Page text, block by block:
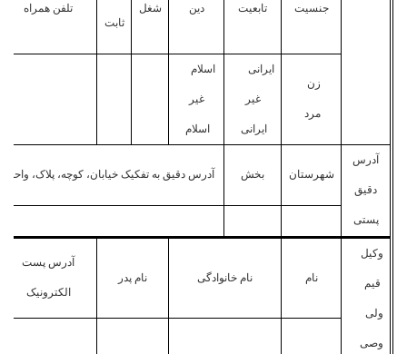
جنسیت تابعیت دین شغل
ثابت
تلفن همراه
زن
مرد
ایرانی
غیر
ایرانی
اسلام
غیر
اسلام
آدرس
دقیق
پستی
شهرستان بخش آدرس دقیق به تفکیک خیابان، کوچه، پلاک، واحد
وکیل
ولی
وصی
نام نام خانوادگی نام پدر
آدرس پست
الکترونیک